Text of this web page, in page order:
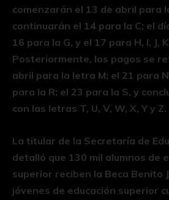
comenzarán el 13 de abril para
continuarán el 14 para la C; el
16 para la G, y el 17 para H, I, J,
Posteriormente, los pagos se
abril para la letra M; el 21 para
para la R; el 23 para la S, y
con las letras T, U, V, W, X, Y y Z.
La titular de la Secretaría de
detalló que 130 mil alumnos de
superior reciben la Beca Benito
jóvenes de educación superior